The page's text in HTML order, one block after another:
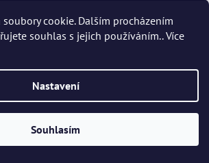
cookie. Dalším procházením
souhlas s jejich používáním.. Více
Nastavení
Souhlasím
Kód:62837